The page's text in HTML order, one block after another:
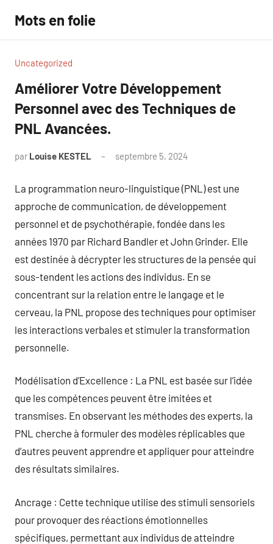
contenu
Mots en folie
Uncategorized
Améliorer Votre Développement
Personnel avec des Techniques de
PNL Avancées.
par Louise KESTEL septembre 5, 2024
La programmation neuro-linguistique (PNL) est une
approche de communication, de développement
personnel et de psychothérapie, fondée dans les
années 1970 par Richard Bandler et John Grinder. Elle
est destinée à décrypter les structures de la pensée qui
sous-tendent les actions des individus. En se
concentrant sur la relation entre le langage et le
cerveau, la PNL propose des techniques pour optimiser
les interactions verbales et stimuler la transformation
personnelle.
Modélisation d’Excellence : La PNL est basée sur l’idée
que les compétences peuvent être imitées et
transmises. En observant les méthodes des experts, la
PNL cherche à formuler des modèles réplicables que
d’autres peuvent apprendre et appliquer pour atteindre
des résultats similaires.
Ancrage : Cette technique utilise des stimuli sensoriels
pour provoquer des réactions émotionnelles
spécifiques, permettant aux individus de atteindre